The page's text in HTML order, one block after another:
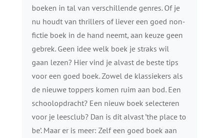
boeken in tal van verschillende genres. Of je
nu houdt van thrillers of liever een goed non-
fictie boek in de hand neemt, aan keuze geen
gebrek. Geen idee welk boek je straks wil
gaan lezen? Hier vind je alvast de beste tips
voor een goed boek. Zowel de klassiekers als
de nieuwe toppers komen ruim aan bod. Een
schoolopdracht? Een nieuw boek selecteren
voor je leesclub? Dan is dit alvast ’the place to
be’. Maar er is meer: Zelf een goed boek aan